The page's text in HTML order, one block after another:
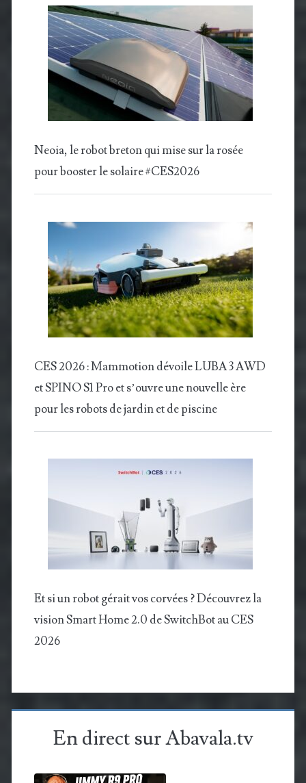
Neoia, le robot breton qui mise sur la rosée
pour booster le solaire #CES2026
CES 2026 : Mammotion dévoile LUBA 3 AWD
et SPINO S1 Pro et s’ouvre une nouvelle ère
pour les robots de jardin et de piscine
Et si un robot gérait vos corvées ? Découvrez la
vision Smart Home 2.0 de SwitchBot au CES
2026
En direct sur Abavala.tv